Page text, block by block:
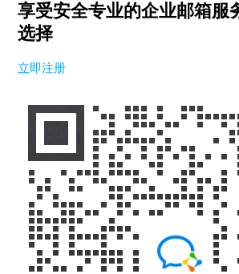
享受安全专业的企业邮箱服
选择
立即注册